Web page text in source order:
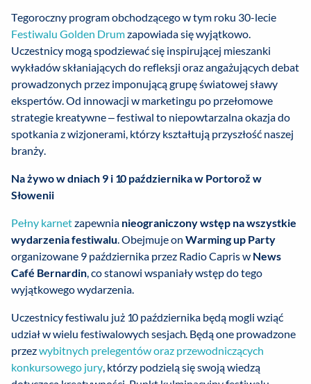
Tegoroczny program obchodzącego w tym roku 30-lecie
Festiwalu Golden Drumzapowiada się wyjątkowo.
Uczestnicy mogą spodziewać się inspirującej mieszanki
wykładów skłaniających do refleksji oraz angażujących debat
prowadzonych przez imponującą grupę światowej sławy
ekspertów. Od innowacji w marketingu po przełomowe
strategie kreatywne – festiwal to niepowtarzalna okazja do
spotkania z wizjonerami, którzy kształtują przyszłość naszej
branży.
Na żywo w dniach 9 i 10 października w Portorož w
Słowenii
Pełny karnetzapewnia nieograniczony wstęp na wszystkie
wydarzenia festiwalu. Obejmuje on Warming up Party
organizowane 9 października przez Radio Capris w News
Café Bernardin, co stanowi wspaniały wstęp do tego
wyjątkowego wydarzenia.
Uczestnicy festiwalu już 10 października będą mogli wziąć
udział w wielu festiwalowych sesjach. Będą one prowadzone
przezwybitnych prelegentów oraz przewodniczących
konkursowego jury, którzy podzielą się swoją wiedzą